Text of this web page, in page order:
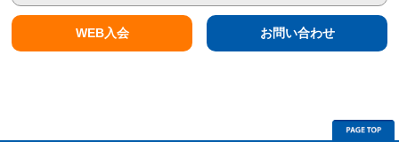
WEB入会 お問い合わせ